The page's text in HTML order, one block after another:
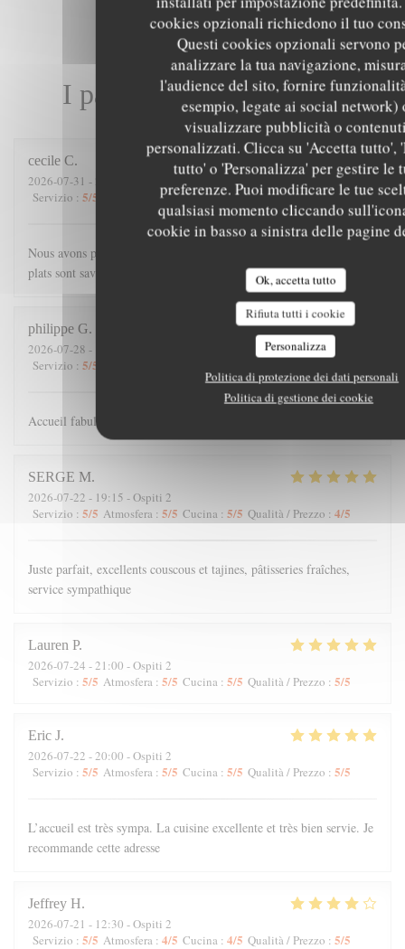
cookies opzionali richiedono il tuo
Questi cookies opzionali servono
analizzare la tua navigazione,
l'audience del sito, fornire
esempio, legate ai social network)
visualizzare pubblicità o
personalizzati. Clicca su 'Accetta tutto',
tutto' o 'Personalizza' per gestire le
preferenze. Puoi modificare le tue
qualsiasi momento cliccando
cookie in basso a sinistra delle pagine
Ok, accetta tutto
Rifiuta tutti i cookie
Personalizza
Politica di protezione dei dati personali
Politica di gestione dei cookie
I pareri dei nostri clienti
cecile C
2026-07-31 - 21:00 - Ospiti 4
Servizio : 5/5 4/5 Cucina: 5 /5 Qualità / Prezzo: 5/5
Nous avons passé une excellente soirée. Accueil chaleureux, les
plats sont savoureux, et copieux.
philippe G
2026-07-28 - 19:45 - Ospiti 3
Servizio : 5/5
Accueil fabuleux et Cuisine à retenir
SERGE M
2026-07-22 - 19:15 - Ospiti 2
Servizio : 5/5 Atmosfera : 5/5 Cucina : 5/5 Qualità / Prezzo : 4/5
Juste parfait, excellents couscous et tajines, pâtisseries fraîches,
service sympathique
Lauren P
2026-07-24 - 21:00 - Ospiti 2
Servizio : 5/5 Atmosfera : 5/5 Cucina : 5/5 Qualità / Prezzo : 5/5
Eric J
2026-07-22 - 20:00 - Ospiti 2
Servizio : 5/5 Atmosfera : 5/5 Cucina : 5/5 Qualità / Prezzo : 5/5
L’accueil est très sympa. La cuisine excellente et très bien servie. Je
recommande cette adresse
Jeffrey H
2026-07-21 - 12:30 - Ospiti 2
Servizio : 5/5 Atmosfera : 4/5 Cucina : 4/5 Qualità / Prezzo : 5/5